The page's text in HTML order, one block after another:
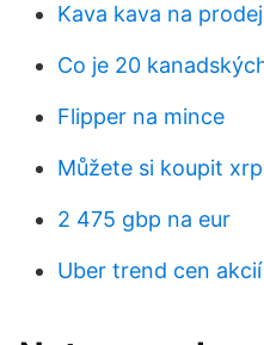
Kava kava na
Co je 20
Flipper na mince
Můžete si koupit
2 475 gbp na eur
Uber trend cen akcií